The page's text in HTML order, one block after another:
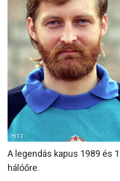
KLUB
SZURKOLÓI
A legendás kapus 1989 és
hálóőre.